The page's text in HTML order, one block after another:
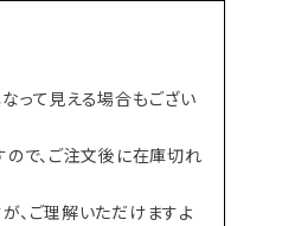
って見える場合もござい
ので、ご注文後に在庫切れ
、ご理解いただけますよ